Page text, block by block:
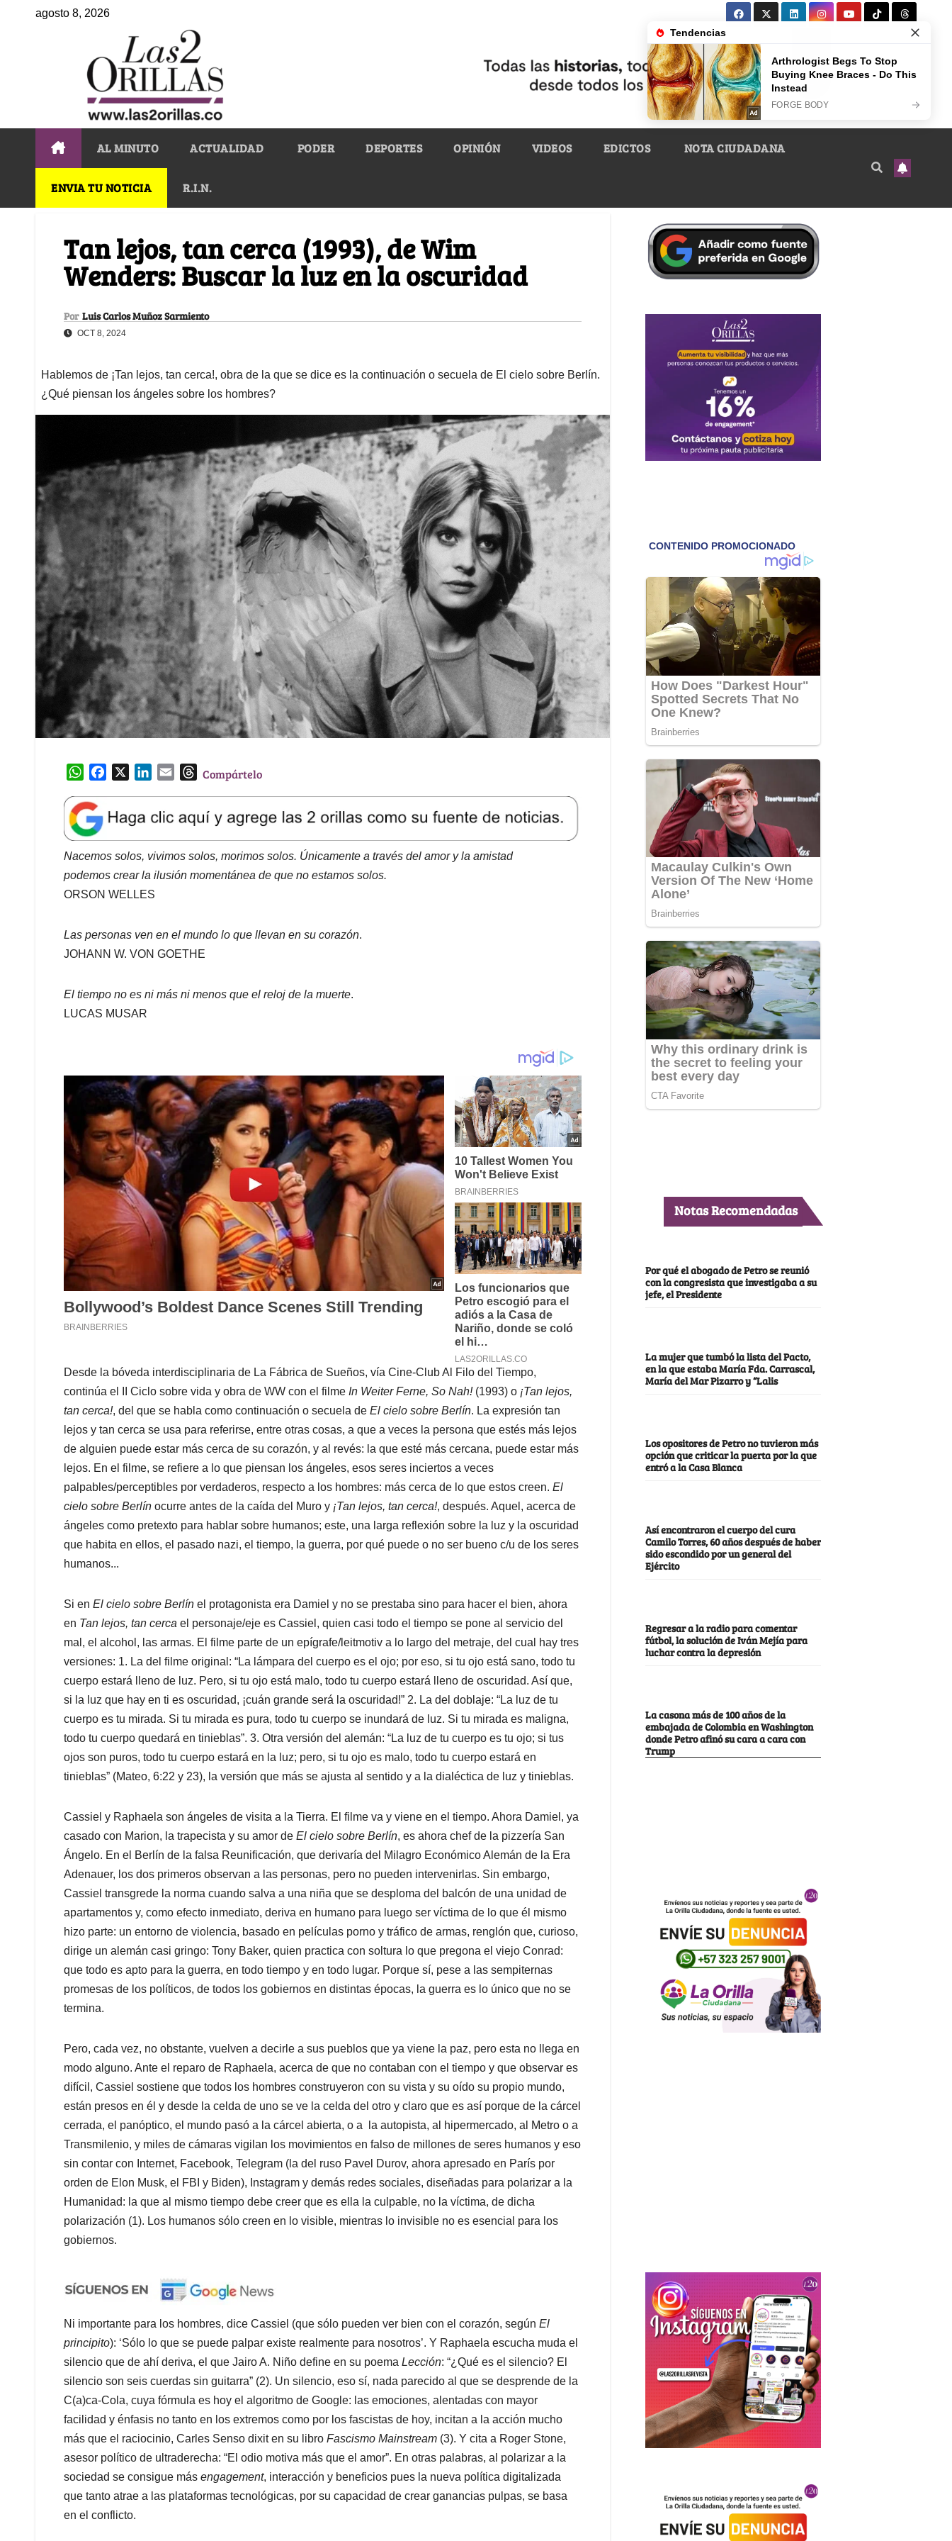
agosto 8, 2026
AL MINUTO ACTUALIDAD PODER DEPORTES OPINIÓN VIDEOS EDICTOS NOTA CIUDADANA
ENVIA TU NOTICIA R.I.N.
Tan lejos, tan cerca (1993), de Wim
Wenders: Buscar la luz en la oscuridad
Por Luis Carlos Muñoz Sarmiento
OCT 8, 2024
Hablemos de ¡Tan lejos, tan cerca!, obra de la que se dice es la continuación o secuela de El cielo sobre Berlín.
¿Qué piensan los ángeles sobre los hombres?
W
a
t
s
A
p
p
e
b
o
o
k
k
e
d
I
n
l
T
e
a
d
s
Compártelo
Nacemos solos, vivimos solos, morimos solos. Únicamente a través del amor y la amistad
podemos crear la ilusión momentánea de que no estamos solos.
ORSON WELLES
Las personas ven en el mundo lo que llevan en su corazón.
JOHANN W. VON GOETHE
El tiempo no es ni más ni menos que el reloj de la muerte.
LUCAS MUSAR
Desde la bóveda interdisciplinaria de La Fábrica de Sueños, vía Cine-Club Al Filo del Tiempo,
continúa el II Ciclo sobre vida y obra de WW con el filme In Weiter Ferne, So Nah! (1993) o ¡Tan lejos,
tan cerca!, del que se habla como continuación o secuela de El cielo sobre Berlín. La expresión tan
lejos y tan cerca se usa para referirse, entre otras cosas, a que a veces la persona que estés más lejos
de alguien puede estar más cerca de su corazón, y al revés: la que esté más cercana, puede estar más
lejos. En el filme, se refiere a lo que piensan los ángeles, esos seres inciertos a veces
palpables/perceptibles por verdaderos, respecto a los hombres: más cerca de lo que estos creen. El
cielo sobre Berlín ocurre antes de la caída del Muro y ¡Tan lejos, tan cerca!, después. Aquel, acerca de
ángeles como pretexto para hablar sobre humanos; este, una larga reflexión sobre la luz y la oscuridad
que habita en ellos, el pasado nazi, el tiempo, la guerra, por qué puede o no ser bueno c/u de los seres
humanos...
Si en El cielo sobre Berlín el protagonista era Damiel y no se prestaba sino para hacer el bien, ahora
en Tan lejos, tan cerca el personaje/eje es Cassiel, quien casi todo el tiempo se pone al servicio del
mal, el alcohol, las armas. El filme parte de un epígrafe/leitmotiv a lo largo del metraje, del cual hay tres
versiones: 1. La del filme original: “La lámpara del cuerpo es el ojo; por eso, si tu ojo está sano, todo tu
cuerpo estará lleno de luz. Pero, si tu ojo está malo, todo tu cuerpo estará lleno de oscuridad. Así que,
si la luz que hay en ti es oscuridad, ¡cuán grande será la oscuridad!” 2. La del doblaje: “La luz de tu
cuerpo es tu mirada. Si tu mirada es pura, todo tu cuerpo se inundará de luz. Si tu mirada es maligna,
todo tu cuerpo quedará en tinieblas”. 3. Otra versión del alemán: “La luz de tu cuerpo es tu ojo; si tus
ojos son puros, todo tu cuerpo estará en la luz; pero, si tu ojo es malo, todo tu cuerpo estará en
tinieblas” (Mateo, 6:22 y 23), la versión que más se ajusta al sentido y a la dialéctica de luz y tinieblas.
Cassiel y Raphaela son ángeles de visita a la Tierra. El filme va y viene en el tiempo. Ahora Damiel, ya
casado con Marion, la trapecista y su amor de El cielo sobre Berlín, es ahora chef de la pizzería San
Ángelo. En el Berlín de la falsa Reunificación, que derivaría del Milagro Económico Alemán de la Era
Adenauer, los dos primeros observan a las personas, pero no pueden intervenirlas. Sin embargo,
Cassiel transgrede la norma cuando salva a una niña que se desploma del balcón de una unidad de
apartamentos y, como efecto inmediato, deriva en humano para luego ser víctima de lo que él mismo
hizo parte: un entorno de violencia, basado en películas porno y tráfico de armas, renglón que, curioso,
dirige un alemán casi gringo: Tony Baker, quien practica con soltura lo que pregona el viejo Conrad:
que todo es apto para la guerra, en todo tiempo y en todo lugar. Porque sí, pese a las sempiternas
promesas de los políticos, de todos los gobiernos en distintas épocas, la guerra es lo único que no se
termina.
Pero, cada vez, no obstante, vuelven a decirle a sus pueblos que ya viene la paz, pero esta no llega en
modo alguno. Ante el reparo de Raphaela, acerca de que no contaban con el tiempo y que observar es
difícil, Cassiel sostiene que todos los hombres construyeron con su vista y su oído su propio mundo,
están presos en él y desde la celda de uno se ve la celda del otro y claro que es así porque de la cárcel
cerrada, el panóptico, el mundo pasó a la cárcel abierta, o a la autopista, al hipermercado, al Metro o a
Transmilenio, y miles de cámaras vigilan los movimientos en falso de millones de seres humanos y eso
sin contar con Internet, Facebook, Telegram (la del ruso Pavel Durov, ahora apresado en París por
orden de Elon Musk, el FBI y Biden), Instagram y demás redes sociales, diseñadas para polarizar a la
Humanidad: la que al mismo tiempo debe creer que es ella la culpable, no la víctima, de dicha
polarización (1). Los humanos sólo creen en lo visible, mientras lo invisible no es esencial para los
gobiernos.
Ni importante para los hombres, dice Cassiel (que sólo pueden ver bien con el corazón, según El
principito): ‘Sólo lo que se puede palpar existe realmente para nosotros’. Y Raphaela escucha muda el
silencio que de ahí deriva, el que Jairo A. Niño define en su poema Lección: “¿Qué es el silencio? El
silencio son seis cuerdas sin guitarra” (2). Un silencio, eso sí, nada parecido al que se desprende de la
C(a)ca-Cola, cuya fórmula es hoy el algoritmo de Google: las emociones, alentadas con mayor
facilidad y énfasis no tanto en los extremos como por los fascistas de hoy, incitan a la acción mucho
más que el raciocinio, Carles Senso dixit en su libro Fascismo Mainstream (3). Y cita a Roger Stone,
asesor político de ultraderecha: “El odio motiva más que el amor”. En otras palabras, al polarizar a la
sociedad se consigue más engagement, interacción y beneficios pues la nueva política digitalizada
que tanto atrae a las plataformas tecnológicas, por su capacidad de crear ganancias pulpas, se basa
en el conflicto.
Notas Recomendadas
Por qué el abogado de Petro se reunió
con la congresista que investigaba a su
jefe, el Presidente
La mujer que tumbó la lista del Pacto,
en la que estaba María Fda. Carrascal,
María del Mar Pizarro y “Lalis
Los opositores de Petro no tuvieron más
opción que criticar la puerta por la que
entró a la Casa Blanca
Así encontraron el cuerpo del cura
Camilo Torres, 60 años después de haber
sido escondido por un general del
Ejército
Regresar a la radio para comentar
fútbol, la solución de Iván Mejía para
luchar contra la depresión
La casona más de 100 años de la
embajada de Colombia en Washington
donde Petro afinó su cara a cara con
Trump